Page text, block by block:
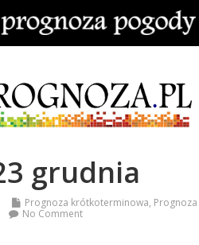
grudnia
Prognoza krótkoterminowa, Prognoza
No Comment